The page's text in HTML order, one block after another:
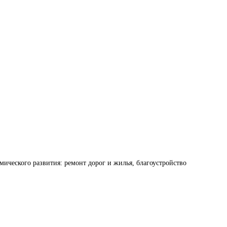
развития: ремонт дорог и жилья, благоустройство